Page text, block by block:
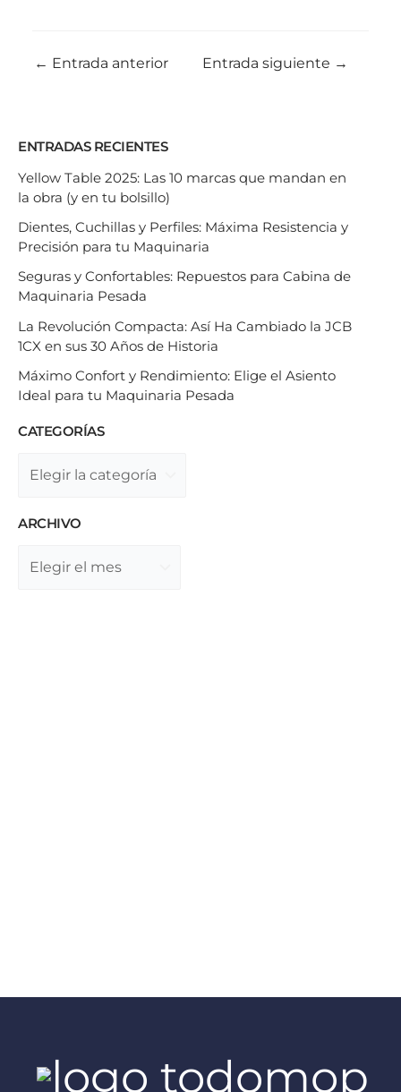
← Entrada anterior Entrada siguiente →
ENTRADAS RECIENTES
Yellow Table 2025: Las 10 marcas que mandan en
la obra (y en tu bolsillo)
Dientes, Cuchillas y Perfiles: Máxima Resistencia y
Precisión para tu Maquinaria
Seguras y Confortables: Repuestos para Cabina de
Maquinaria Pesada
La Revolución Compacta: Así Ha Cambiado la JCB
1CX en sus 30 Años de Historia
Máximo Confort y Rendimiento: Elige el Asiento
Ideal para tu Maquinaria Pesada
CATEGORÍAS
ARCHIVO